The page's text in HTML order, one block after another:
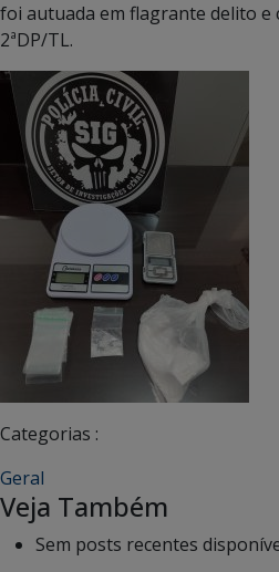
foi autuada em flagrante delito e
2ªDP/TL.
Categorias :
Geral
Veja Também
Sem posts recentes